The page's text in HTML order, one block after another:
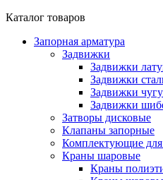
Каталог товаров
Запорная арматура
Задвижки
Задвижки
Задвижки
Задвижки
Задвижки
Затворы дисковые
Клапаны запорные
Комплектующие
Краны шаровые
Краны